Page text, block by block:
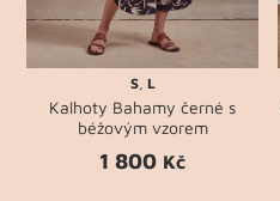
S, L
Kalhoty Bahamy černé s
béžovým vzorem
1 800 Kč